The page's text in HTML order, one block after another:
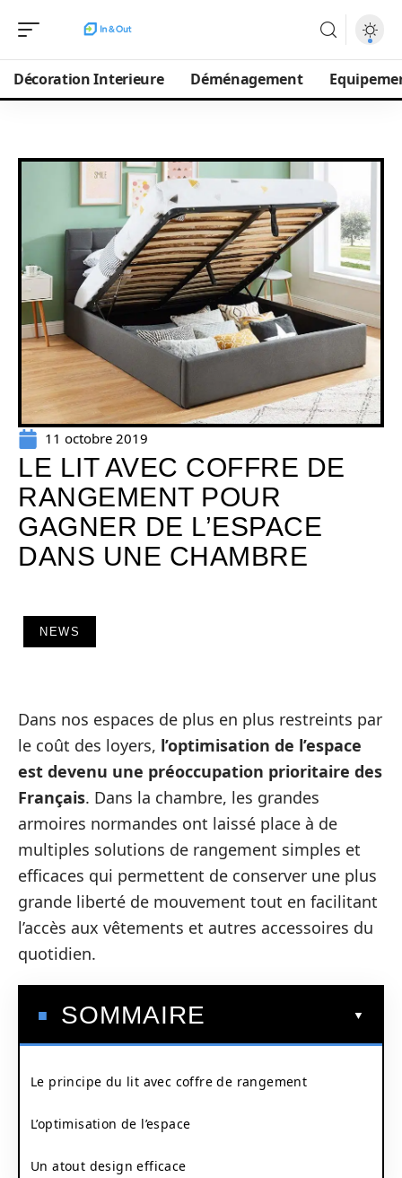
Décoration Interieure Déménagement
11 octobre 2019
LE LIT AVEC COFFRE DE
RANGEMENT POUR
GAGNER DE L’ESPACE
DANS UNE CHAMBRE
NEWS
Dans nos espaces de plus en plus restreints par
le coût des loyers, l’optimisation de l’espace
est devenu une préoccupation prioritaire des
Français. Dans la chambre, les grandes
armoires normandes ont laissé place à de
multiples solutions de rangement simples et
efficaces qui permettent de conserver une plus
grande liberté de mouvement tout en facilitant
l’accès aux vêtements et autres accessoires du
quotidien.
SOMMAIRE
Le principe du lit avec coffre de rangement
L’optimisation de l’espace
Un atout design efficace